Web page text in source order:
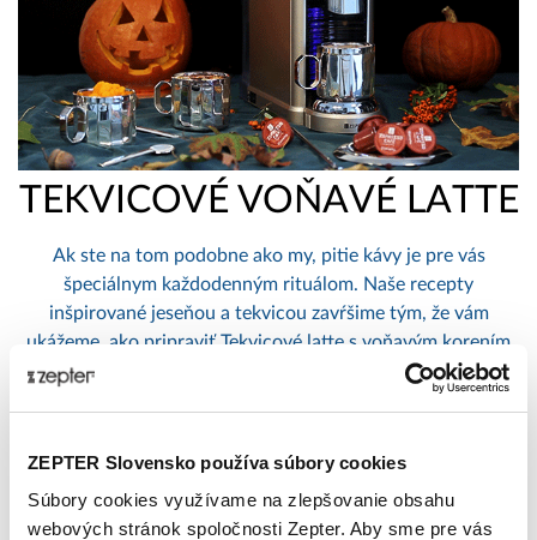
ZEPTER Slovensko používa súbory cookies
Súbory cookies využívame na zlepšovanie obsahu
webových stránok spoločnosti Zepter. Aby sme pre vás
TEKVICOVÉ VOŇAVÉ LATTE
Ak ste na tom podobne ako my, pitie kávy je pre vás
špeciálnym každodenným rituálom. Naše recepty
inšpirované jeseňou a tekvicou zavŕšime tým, že vám
ukážeme, ako pripraviť Tekvicové latte s voňavým korením
pomocou kávovaru Ze-presso Trend a tekvicového pyré,
ktoré sme vám ukázali v našom prvom jesennom recepte.
Publikované: 29. 10. 2018 13:19:52Zepter International